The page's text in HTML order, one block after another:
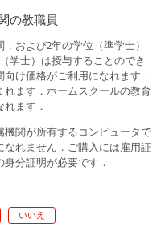
の教職員
および2年の学位（準学士）
学士）は授与することのでき
け価格がご利用になれます．
ます．ホームスクールの教育
ます．
関が所有するコンピュータで
れません．ご購入には雇用証
分証明が必要です．
いいえ